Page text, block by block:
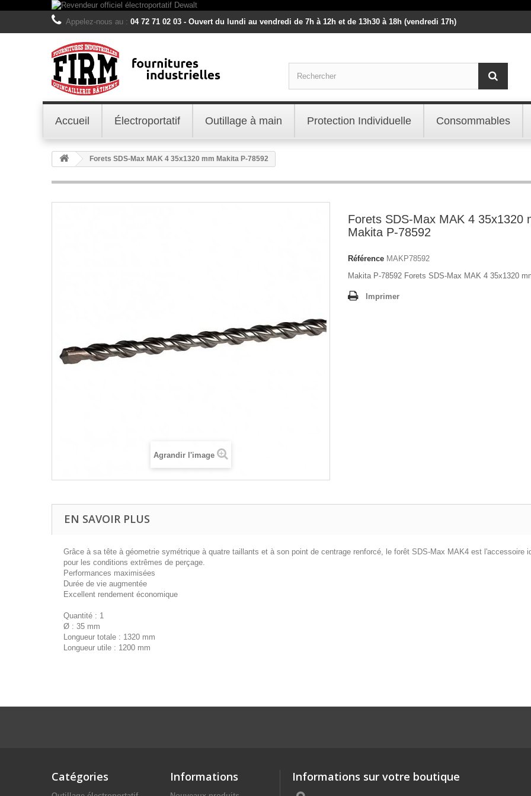
Appelez-nous au : 04 72 71 02 03 - Ouvert du lundi au vendredi de 7h à 12h et de 13h30 à 18h (vendredi 17h)
Accueil Électroportatif Outillage à main Protection Individuelle Consommables
Forets SDS-Max MAK 4 35x1320 mm Makita P-78592
Agrandir l'image
Forets SDS-Max MAK 4 35x1320
Makita P-78592
Référence MAKP78592
Makita P-78592 Forets SDS-Max MAK 4 35x1320
Imprimer
EN SAVOIR PLUS
Grâce à sa tête à géometrie symétrique à quatre taillants et à son point de centrage renforcé, le forêt SDS-Max MAK4 est l'accessoire
pour les conditions extrêmes de perçage.
Performances maximisées
Durée de vie augmentée
Excellent rendement économique
Quantité : 1
Ø : 35 mm
Longueur totale : 1320 mm
Longueur utile : 1200 mm
Catégories Informations Informations sur votre boutique